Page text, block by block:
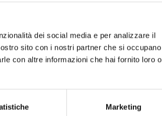
dei social media e per analizzare il
sito con i nostri partner che si occupano
con altre informazioni che hai fornito loro o
Marketing